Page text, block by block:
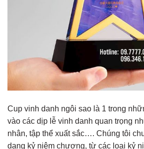
Cup vinh danh ngôi sao là 1 trong
vào các dịp lễ vinh danh quan trọng
nhân, tập thể xuất sắc…. Chúng tôi
dạng kỷ niệm chương, từ các loại kỷ